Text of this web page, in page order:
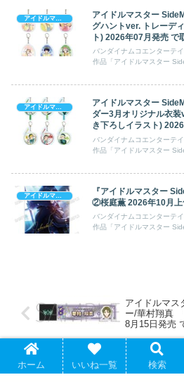
アイドルマスター
グハントver. トレーデ
ト) 2026年07月発売 で
バンダイナムコエンターテ
作品「アイドルマスター
アイドルマスター
ダー3月オリジナル衣
き下ろしイラスト)
バンダイナムコエンターテ
作品「アイドルマスター
『アイドルマスター
②桜庭薫 2026年10月上
バンダイナムコエンターテ
作品「アイドルマスター
アイドルマス
ー/華村翔真
8月15日発売
映画 ギヴン 海へ 〈上ノ山立夏〉 アクリ
ホーム いいね一覧 検索